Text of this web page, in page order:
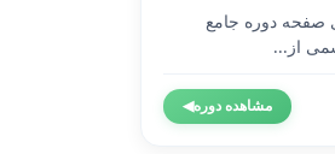
صفحه دوره جامع
از...
مشاهده دوره◀